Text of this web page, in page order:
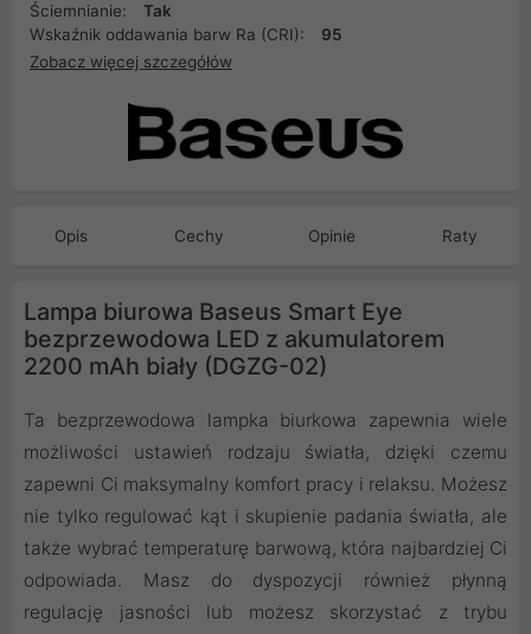
Ściemnianie:
Tak
Wskaźnik oddawania barw Ra (CRI):
95
Zobacz więcej szczegółów
Opis Cechy Opinie Raty
Lampa biurowa Baseus Smart Eye
bezprzewodowa LED z akumulatorem
2200 mAh biały (DGZG-02)
Ta bezprzewodowa lampka biurkowa zapewnia wiele
możliwości ustawień rodzaju światła, dzięki czemu
zapewni Ci maksymalny komfort pracy i relaksu. Możesz
nie tylko regulować kąt i skupienie padania światła, ale
także wybrać temperaturę barwową, która najbardziej Ci
odpowiada. Masz do dyspozycji również płynną
regulację jasności lub możesz skorzystać z trybu